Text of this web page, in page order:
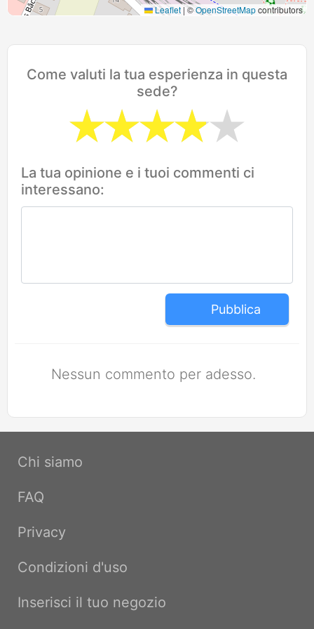
Leaflet |©OpenStreetMapcontributors
Come valuti la tua esperienza in questa
sede?
La tua opinione e i tuoi commenti ci
interessano:
Pubblica
Nessun commento per adesso.
Chi siamo
FAQ
Privacy
Condizioni d'uso
Inserisci il tuo negozio